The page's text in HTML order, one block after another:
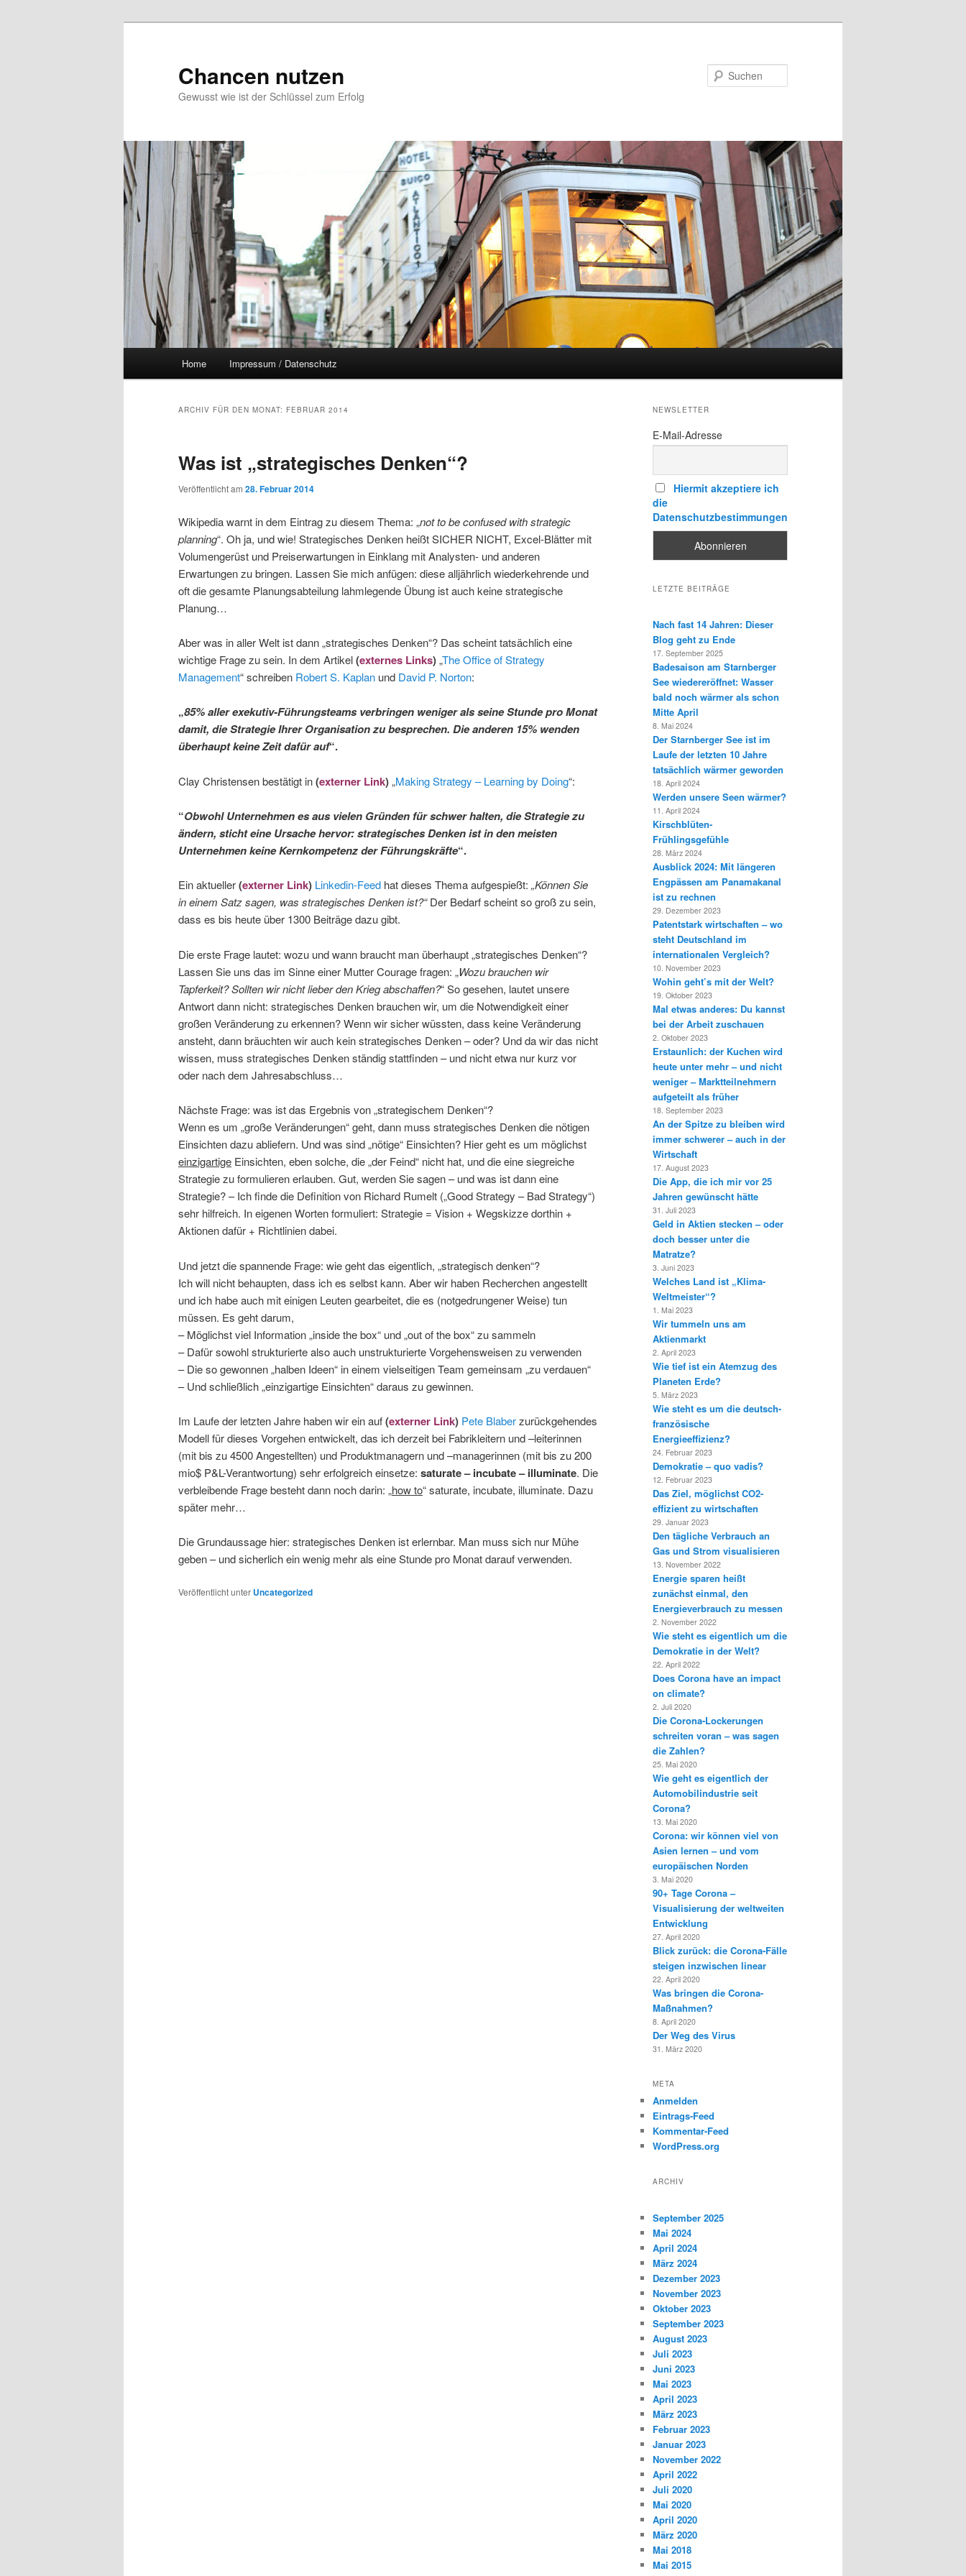
Chancen nutzen
Gewusst wie ist der Schlüssel zum Erfolg
Home Impressum / Datenschutz
ARCHIV FÜR DEN MONAT: FEBRUAR 2014
Was ist „strategisches Denken“?
Veröffentlicht am 28. Februar 2014
Wikipedia warnt in dem Eintrag zu diesem Thema: „not to be confused with strategic
planning“. Oh ja, und wie! Strategisches Denken heißt SICHER NICHT, Excel-Blätter mit
Volumengerüst und Preiserwartungen in Einklang mit Analysten- und anderen
Erwartungen zu bringen. Lassen Sie mich anfügen: diese alljährlich wiederkehrende und
oft die gesamte Planungsabteilung lahmlegende Übung ist auch keine strategische
Planung…
Aber was in aller Welt ist dann „strategisches Denken“? Das scheint tatsächlich eine
wichtige Frage zu sein. In dem Artikel(externes Links)„The Office of Strategy
Management“ schreiben Robert S. Kaplan und David P. Norton:
„85% aller exekutiv-Führungsteams verbringen weniger als seine Stunde pro Monat
damit, die Strategie Ihrer Organisation zu besprechen. Die anderen 15% wenden
überhaupt keine Zeit dafür auf“.
Clay Christensen bestätigt in(externer Link)„Making Strategy – Learning by Doing“:
“Obwohl Unternehmen es aus vielen Gründen für schwer halten, die Strategie zu
ändern, sticht eine Ursache hervor: strategisches Denken ist in den meisten
Unternehmen keine Kernkompetenz der Führungskräfte“.
Ein aktueller(externer Link) Linkedin-Feed hat dieses Thema aufgespießt: „Können Sie
in einem Satz sagen, was strategisches Denken ist?“Der Bedarf scheint so groß zu sein,
dass es bis heute über 1300 Beiträge dazu gibt.
Die erste Frage lautet: wozu und wann braucht man überhaupt „strategisches Denken“?
Lassen Sie uns das im Sinne einer Mutter Courage fragen: „Wozu brauchen wir
Tapferkeit? Sollten wir nicht lieber den Krieg abschaffen?“ So gesehen, lautet unsere
Antwort dann nicht: strategisches Denken brauchen wir, um die Notwendigkeit einer
großen Veränderung zu erkennen? Wenn wir sicher wüssten, dass keine Veränderung
ansteht, dann bräuchten wir auch kein strategisches Denken – oder? Und da wir das nicht
wissen, muss strategisches Denken ständig stattfinden – und nicht etwa nur kurz vor
oder nach dem Jahresabschluss…
Nächste Frage: was ist das Ergebnis von „strategischem Denken“?
Wenn es um „große Veränderungen“ geht, dann muss strategisches Denken die nötigen
Einsichten dazu abliefern. Und was sind „nötige“ Einsichten? Hier geht es um möglichst
einzigartige Einsichten, eben solche, die „der Feind“ nicht hat, und die eine siegreiche
Strategie zu formulieren erlauben. Gut, werden Sie sagen – und was ist dann eine
Strategie? – Ich finde die Definition von Richard Rumelt („Good Strategy – Bad Strategy“)
sehr hilfreich. In eigenen Worten formuliert: Strategie = Vision + Wegskizze dorthin +
Aktionen dafür + Richtlinien dabei.
Und jetzt die spannende Frage: wie geht das eigentlich, „strategisch denken“?
Ich will nicht behaupten, dass ich es selbst kann. Aber wir haben Recherchen angestellt
und ich habe auch mit einigen Leuten gearbeitet, die es (notgedrungener Weise) tun
müssen. Es geht darum,
– Möglichst viel Information „inside the box“ und „out of the box“ zu sammeln
– Dafür sowohl strukturierte also auch unstrukturierte Vorgehensweisen zu verwenden
– Die so gewonnen „halben Ideen“ in einem vielseitigen Team gemeinsam „zu verdauen“
– Und schließlich „einzigartige Einsichten“ daraus zu gewinnen.
Im Laufe der letzten Jahre haben wir ein auf(externer Link) Pete Blaberzurückgehendes
Modell für dieses Vorgehen entwickelt, das ich derzeit bei Fabrikleitern und –leiterinnen
(mit bis zu 4500 Angestellten) und Produktmanagern und –managerinnen (mit bis zu 200
mio$ P&L-Verantwortung) sehr erfolgreich einsetze: saturate – incubate – illuminate. Die
verbleibende Frage besteht dann noch darin: „how to“ saturate, incubate, illuminate. Dazu
später mehr…
Die Grundaussage hier: strategisches Denken ist erlernbar. Man muss sich nur Mühe
geben – und sicherlich ein wenig mehr als eine Stunde pro Monat darauf verwenden.
Veröffentlicht unter Uncategorized
NEWSLETTER
E-Mail-Adresse
Hiermit akzeptiere ich
die
Datenschutzbestimmungen
LETZTE BEITRÄGE
Nach fast 14 Jahren: Dieser
Blog geht zu Ende
17. September 2025
Badesaison am Starnberger
See wiedereröffnet: Wasser
bald noch wärmer als schon
Mitte April
8. Mai 2024
Der Starnberger See ist im
Laufe der letzten 10 Jahre
tatsächlich wärmer geworden
18. April 2024
Werden unsere Seen wärmer?
11. April 2024
Kirschblüten-
Frühlingsgefühle
28. März 2024
Ausblick 2024: Mit längeren
Engpässen am Panamakanal
ist zu rechnen
29. Dezember 2023
Patentstark wirtschaften – wo
steht Deutschland im
internationalen Vergleich?
10. November 2023
Wohin geht’s mit der Welt?
19. Oktober 2023
Mal etwas anderes: Du kannst
bei der Arbeit zuschauen
2. Oktober 2023
Erstaunlich: der Kuchen wird
heute unter mehr – und nicht
weniger – Marktteilnehmern
aufgeteilt als früher
18. September 2023
An der Spitze zu bleiben wird
immer schwerer – auch in der
Wirtschaft
17. August 2023
Die App, die ich mir vor 25
Jahren gewünscht hätte
31. Juli 2023
Geld in Aktien stecken – oder
doch besser unter die
Matratze?
3. Juni 2023
Welches Land ist „Klima-
Weltmeister“?
1. Mai 2023
Wir tummeln uns am
Aktienmarkt
2. April 2023
Wie tief ist ein Atemzug des
Planeten Erde?
5. März 2023
Wie steht es um die deutsch-
französische
Energieeffizienz?
24. Februar 2023
Demokratie – quo vadis?
12. Februar 2023
Das Ziel, möglichst CO2-
effizient zu wirtschaften
29. Januar 2023
Den tägliche Verbrauch an
Gas und Strom visualisieren
13. November 2022
Energie sparen heißt
zunächst einmal, den
Energieverbrauch zu messen
2. November 2022
Wie steht es eigentlich um die
Demokratie in der Welt?
22. April 2022
Does Corona have an impact
on climate?
2. Juli 2020
Die Corona-Lockerungen
schreiten voran – was sagen
die Zahlen?
25. Mai 2020
Wie geht es eigentlich der
Automobilindustrie seit
Corona?
13. Mai 2020
Corona: wir können viel von
Asien lernen – und vom
europäischen Norden
3. Mai 2020
90+ Tage Corona –
Visualisierung der weltweiten
Entwicklung
27. April 2020
Blick zurück: die Corona-Fälle
steigen inzwischen linear
22. April 2020
Was bringen die Corona-
Maßnahmen?
8. April 2020
Der Weg des Virus
31. März 2020
META
Anmelden
Eintrags-Feed
Kommentar-Feed
WordPress.org
ARCHIV
September 2025
Mai 2024
April 2024
März 2024
Dezember 2023
November 2023
Oktober 2023
September 2023
August 2023
Juli 2023
Juni 2023
Mai 2023
April 2023
März 2023
Februar 2023
Januar 2023
November 2022
April 2022
Juli 2020
Mai 2020
April 2020
März 2020
Mai 2018
Mai 2015